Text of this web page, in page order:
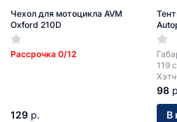
Чехол для мотоцикла AVM
Oxford 210D
Рассрочка 0/12
129 р.
119
98
В